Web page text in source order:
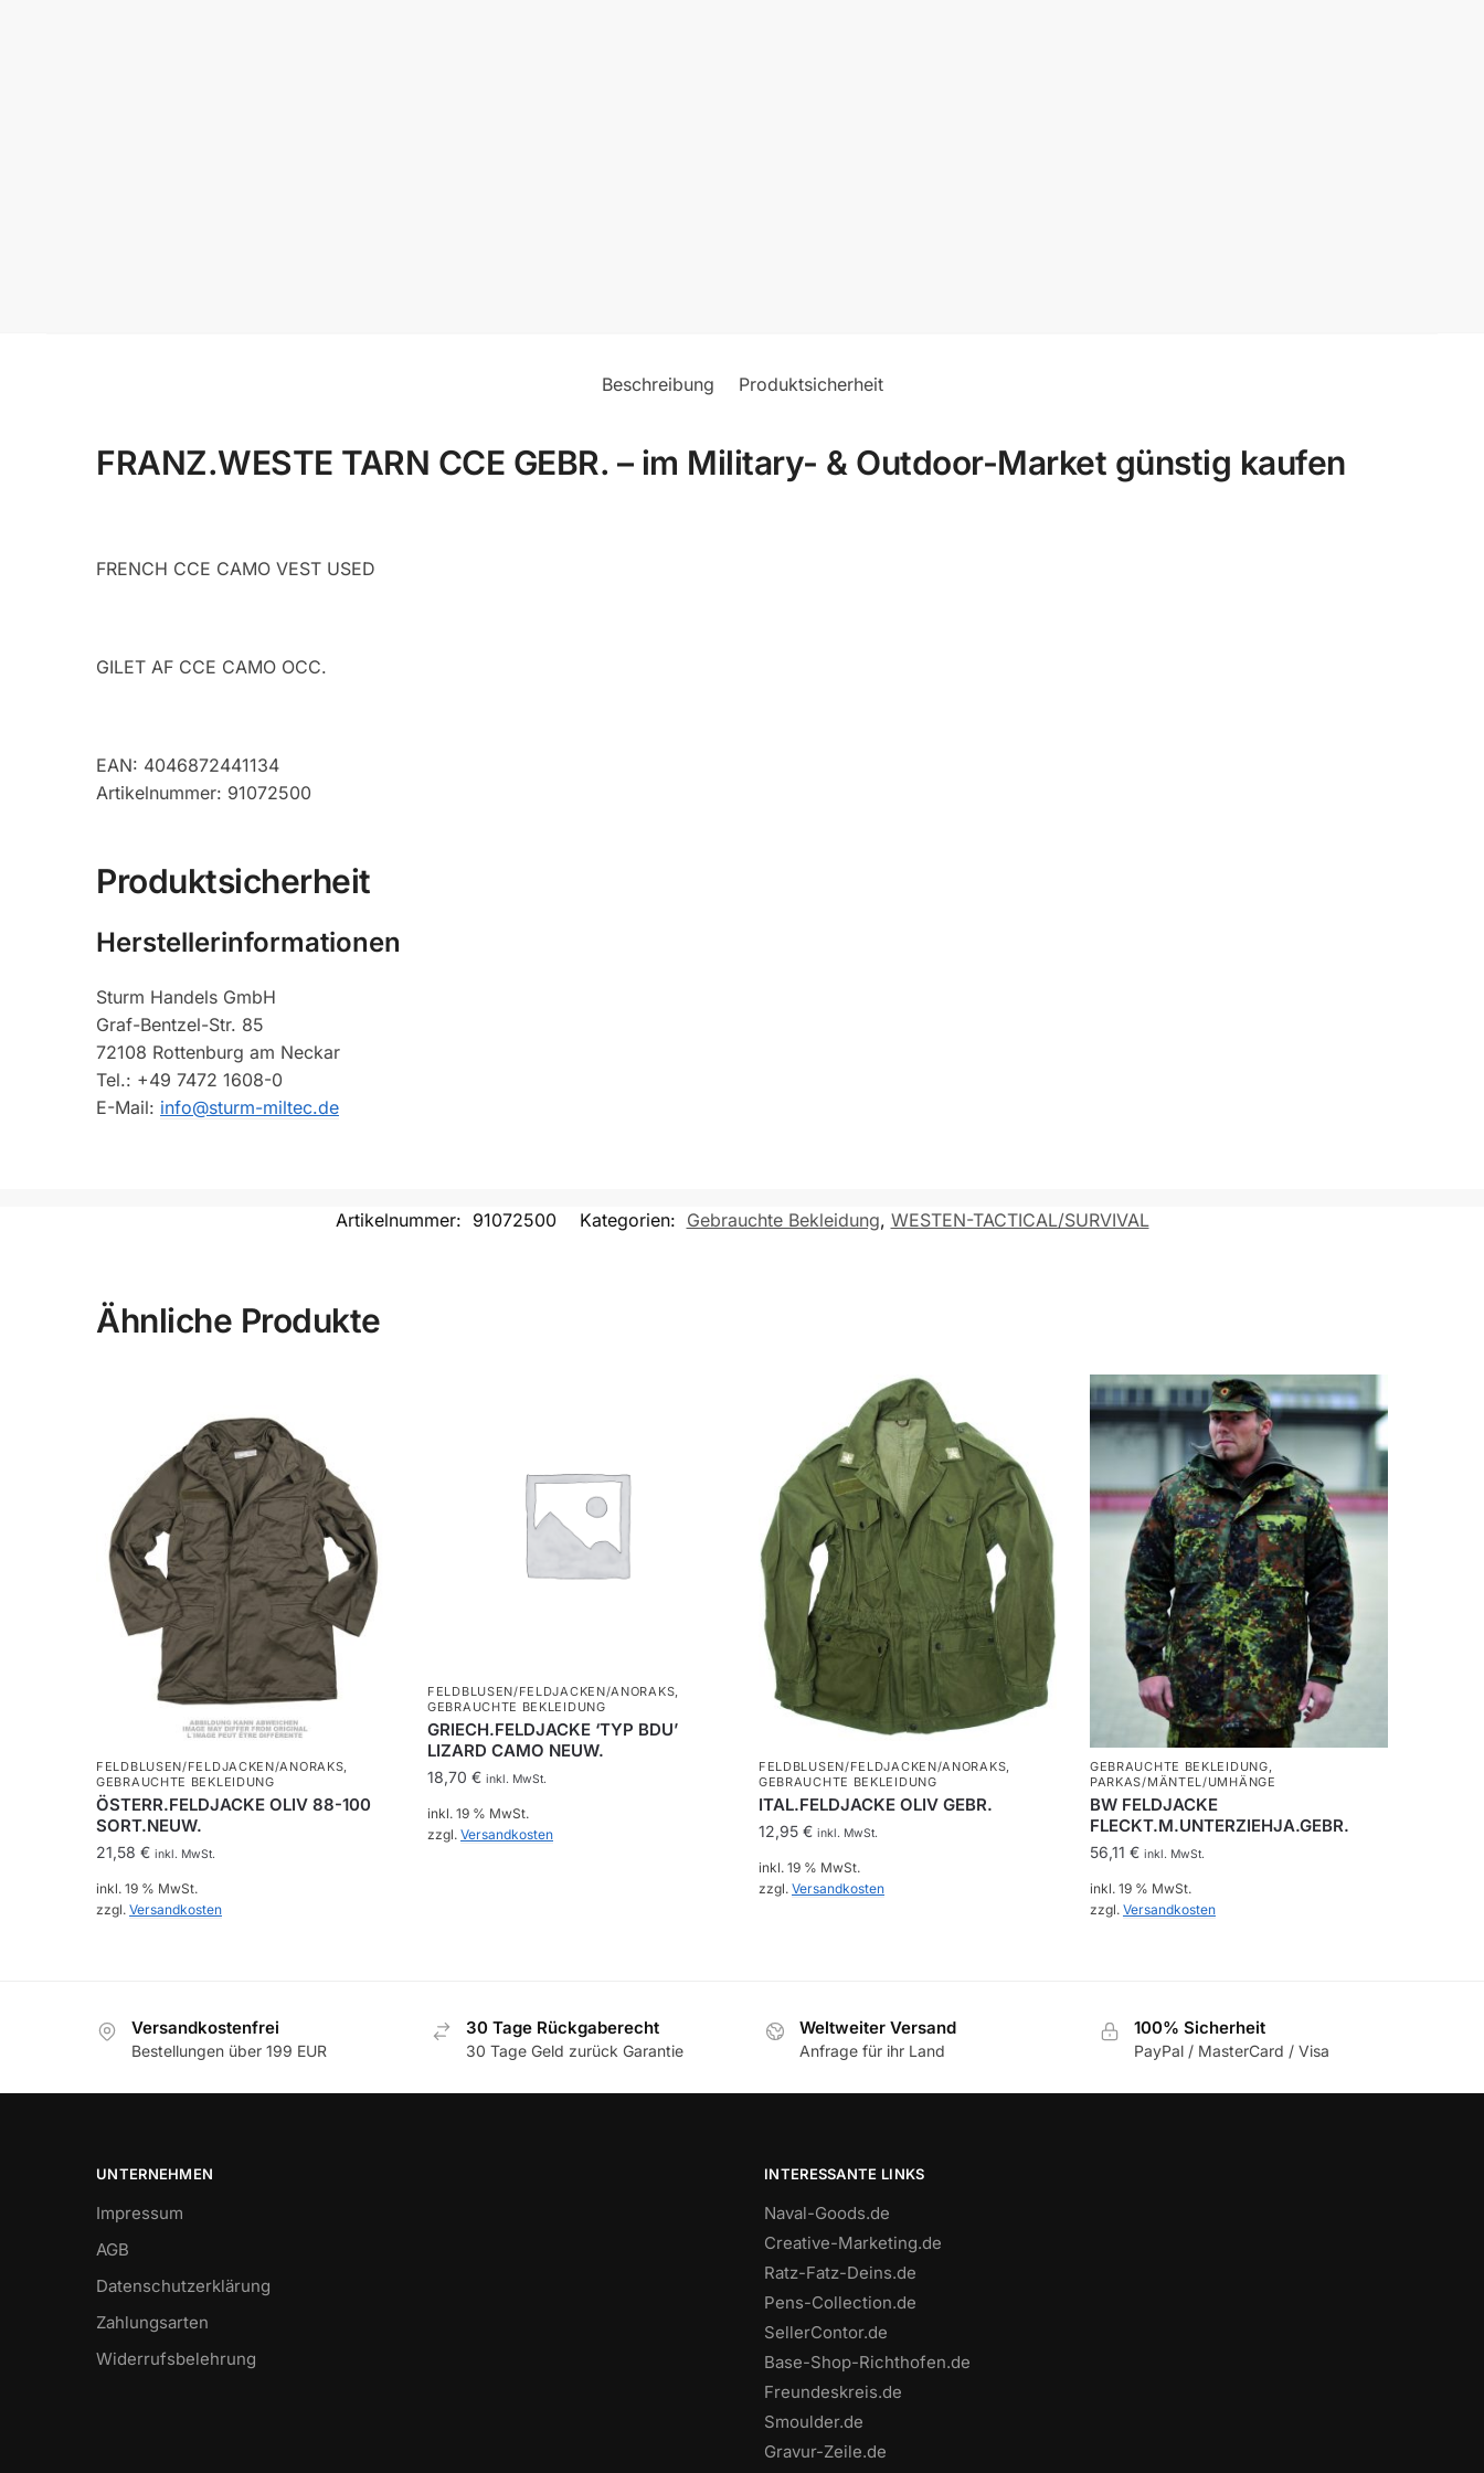
Beschreibung Produktsicherheit
FRANZ.WESTE TARN CCE GEBR. – im Military- & Outdoor-Market günstig kaufen
FRENCH CCE CAMO VEST USED
GILET AF CCE CAMO OCC.
EAN: 4046872441134
Artikelnummer: 91072500
Produktsicherheit
Herstellerinformationen
Sturm Handels GmbH
Graf-Bentzel-Str. 85
72108 Rottenburg am Neckar
Tel.: +49 7472 1608-0
E-Mail: info@sturm-miltec.de
Artikelnummer: 91072500 Kategorien: Gebrauchte Bekleidung, WESTEN-TACTICAL/SURVIVAL
Ähnliche Produkte
FELDBLUSEN/FELDJACKEN/ANORAKS,
GEBRAUCHTE BEKLEIDUNG
ÖSTERR.FELDJACKE OLIV 88-100
SORT.NEUW.
21,58€ inkl. MwSt.
inkl. 19 % MwSt.
zzgl.Versandkosten
FELDBLUSEN/FELDJACKEN/ANORAKS,
GEBRAUCHTE BEKLEIDUNG
GRIECH.FELDJACKE ‘TYP BDU’
LIZARD CAMO NEUW.
18,70 € inkl. MwSt.
inkl. 19 % MwSt.
zzgl. Versandkosten
FELDBLUSEN/FELDJACKEN/ANORAKS,
GEBRAUCHTE BEKLEIDUNG
ITAL.FELDJACKE OLIV GEBR.
12,95 € inkl. MwSt.
inkl. 19 % MwSt.
zzgl. Versandkosten
GEBRAUCHTE BEKLEIDUNG,
PARKAS/MÄNTEL/UMHÄNGE
BW FELDJACKE
FLECKT.M.UNTERZIEHJA.GEBR.
56,11 € inkl. MwSt.
inkl. 19 % MwSt.
zzgl. Versandkosten
Versandkostenfrei
Bestellungen über 199 EUR
30 Tage Rückgaberecht
30 Tage Geld zurück Garantie
Weltweiter Versand
Anfrage für ihr Land
100% Sicherheit
PayPal / MasterCard / Visa
UNTERNEHMEN
Impressum
AGB
Datenschutzerklärung
Zahlungsarten
Widerrufsbelehrung
INTERESSANTE LINKS
Naval-Goods.de
Creative-Marketing.de
Ratz-Fatz-Deins.de
Pens-Collection.de
SellerContor.de
Base-Shop-Richthofen.de
Freundeskreis.de
Smoulder.de
Gravur-Zeile.de